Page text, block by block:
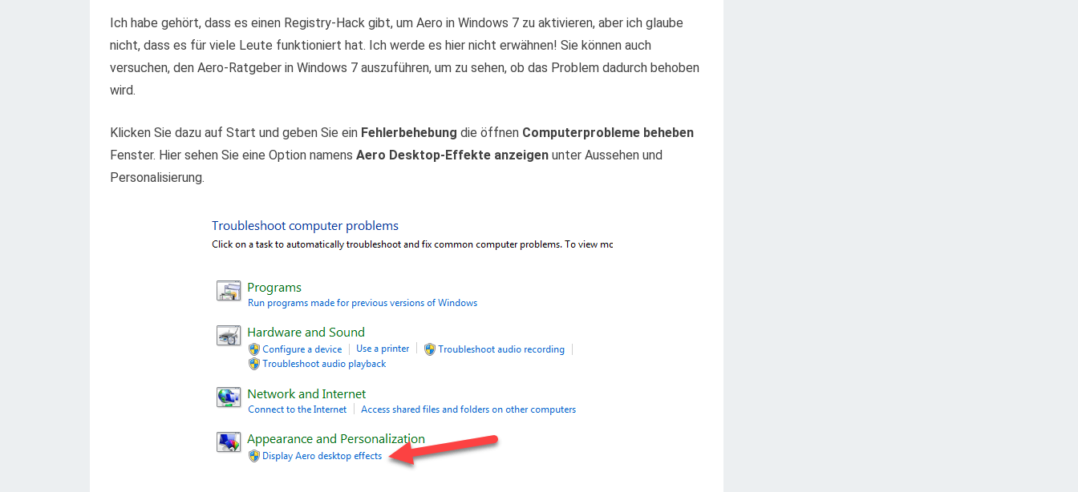
Ich habe gehört, dass es einen Registry-Hack gibt, um Aero in Windows 7 zu aktivieren, aber ich glaube
nicht, dass es für viele Leute funktioniert hat. Ich werde es hier nicht erwähnen! Sie können auch
versuchen, den Aero-Ratgeber in Windows 7 auszuführen, um zu sehen, ob das Problem dadurch behoben
wird.
Klicken Sie dazu auf Start und geben Sie ein Fehlerbehebung die öffnen Computerprobleme beheben
Fenster. Hier sehen Sie eine Option namens Aero Desktop-Effekte anzeigen unter Aussehen und
Personalisierung.